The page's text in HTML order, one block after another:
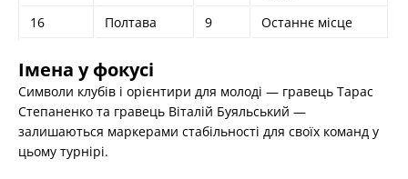
16
Полтава 9 Останнє місце
Імена у фокусі
Символи клубів і орієнтири для молоді — гравець Тарас
Степаненко та гравець Віталій Буяльський —
залишаються маркерами стабільності для своїх команд у
цьому турнірі.